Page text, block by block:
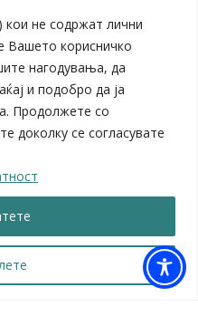
не содржат лични
Вашето корисничко
нагодувања, да
и подобро да ја
Продолжете со
доколку се согласувате
локална самоуправа
плански регион
„Дервен“
Македонија
и наука